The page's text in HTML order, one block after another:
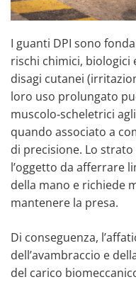
I guanti DPI sono
rischi chimici, biologici
disagi cutanei
loro uso prolungato
muscolo‑scheletrici
quando associato a
di precisione. Lo
l’oggetto da afferrare
della mano e richiede
mantenere la presa.
Di conseguenza,
dell’avambraccio e
del carico